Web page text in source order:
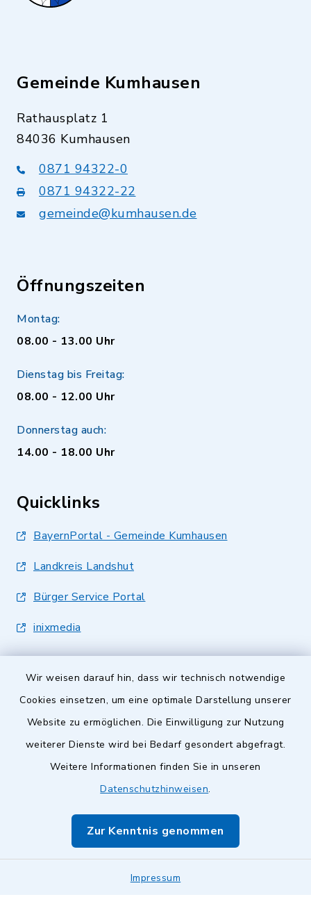
Wir weisen darauf hin, dass wir technisch notwendige
Cookies einsetzen, um eine optimale Darstellung unserer
Website zu ermöglichen. Die Einwilligung zur Nutzung
weiterer Dienste wird bei Bedarf gesondert abgefragt.
Weitere Informationen finden Sie in unseren
Datenschutzhinweisen.
Zur Kenntnis genommen
Impressum
Gemeinde Kumhausen
Rathausplatz 1
84036 Kumhausen
0871 94322-0
0871 94322-22
gemeinde@kumhausen.de
Öffnungszeiten
Montag:
08.00 - 13.00 Uhr
Dienstag bis Freitag:
08.00 - 12.00 Uhr
Donnerstag auch:
14.00 - 18.00 Uhr
Quicklinks
BayernPortal - Gemeinde Kumhausen
Landkreis Landshut
Bürger Service Portal
inixmedia
Kontakt
Barrierefreiheit
Impressum
Sitemap